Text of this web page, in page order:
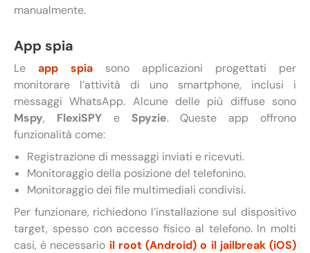
manualmente.
App spia
Le app spia sono applicazioni progettati per
monitorare l’attività di uno smartphone, inclusi i
messaggi WhatsApp. Alcune delle più diffuse sono
Mspy, FlexiSPY e Spyzie. Queste app offrono
funzionalità come:
Registrazione di messaggi inviati e ricevuti.
Monitoraggio della posizione del telefonino.
Monitoraggio dei file multimediali condivisi.
Per funzionare, richiedono l’installazione sul dispositivo
target, spesso con accesso fisico al telefono. In molti
casi, è necessario il root (Android) o il jailbreak (iOS)